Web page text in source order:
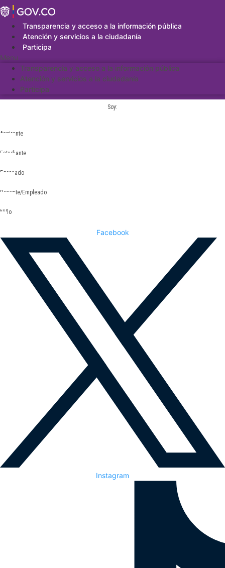
Saltar
al
contenidoTransparencia y acceso a la información pública
Atención y servicios a la ciudadanía
Participa
Menu
Transparencia y acceso a la información pública
Atención y servicios a la ciudadanía
Participa
Soy:
Aspirante
Estudiante
Egresado
Docente/Empleado
Niño
Facebook
Instagram